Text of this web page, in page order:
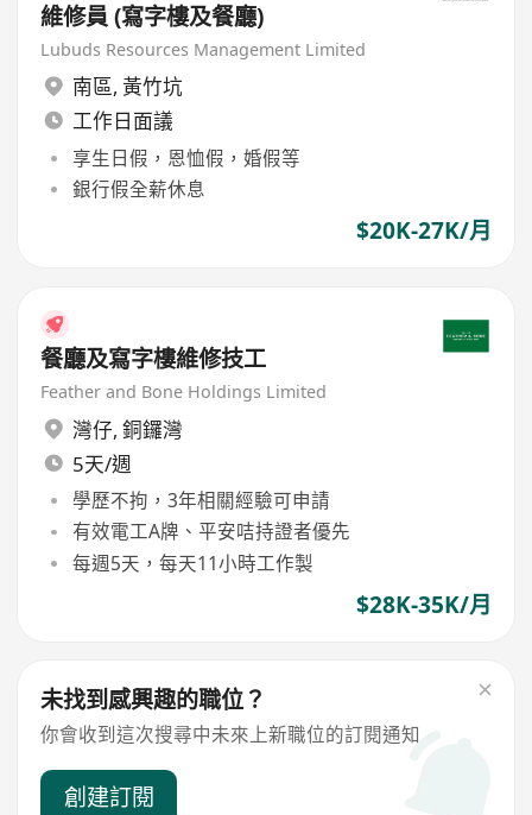
維修員 (寫字樓及餐廳)
Lubuds Resources Management Limited
南區, 黃竹坑
工作日面議
享生日假，恩恤假，婚假等
銀行假全薪休息
$20K-27K/月
餐廳及寫字樓維修技工
Feather and Bone Holdings Limited
灣仔, 銅鑼灣
5天/週
學歷不拘，3年相關經驗可申請
有效電工A牌、平安咭持證者優先
每週5天，每天11小時工作製
$28K-35K/月
未找到感興趣的職位？
你會收到這次搜尋中未來上新職位的訂閱通知
創建訂閱